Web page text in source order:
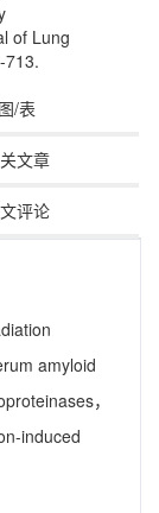
of Lung
713.
图/表
文章
评论
amyloid
，
induced